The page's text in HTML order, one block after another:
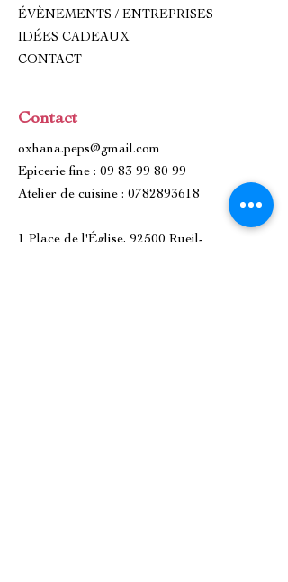
ÉVÈNEMENTS / ENTREPRISES
IDÉES CADEAUX
CONTACT
Contact
oxhana.peps@gmail.com
Epicerie fine : 09 83 99 80 99
Atelier de cuisine : 0782893618
1 Place de l'Église, 92500 Rueil-